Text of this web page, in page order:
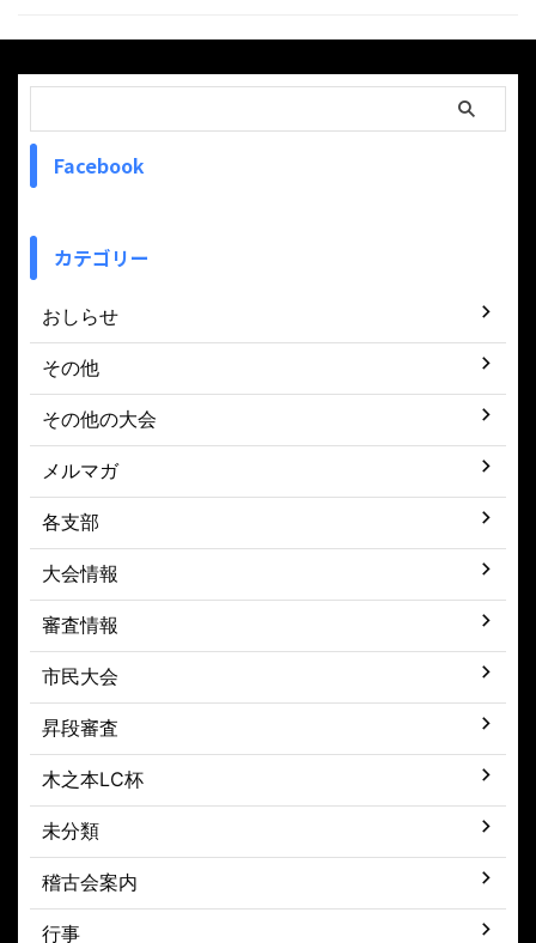
Facebook
カテゴリー
おしらせ
その他
その他の大会
メルマガ
各支部
大会情報
審査情報
市民大会
昇段審査
木之本LC杯
未分類
稽古会案内
行事